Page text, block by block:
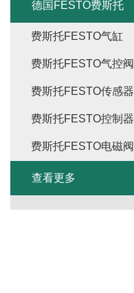
德国FESTO费斯托
费斯托FESTO气缸
费斯托FESTO气控阀
费斯托FESTO传感器
费斯托FESTO控制器
费斯托FESTO电磁阀
查看更多